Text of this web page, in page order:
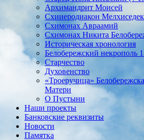
Архимандрит Моисей
Схииеродиакон Мелхиседек
Схимонах Авраамий
Cхимонах Никита
Историческая хронология
Белобережский некрополь
Старчество
Духовенство
«Троеручица»
Матери
О Пустыни
Наши проекты
Банковские реквизиты
Новости
Памятка